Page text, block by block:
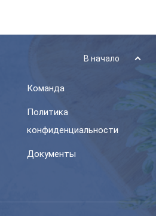
В начало
Команда
Политика
конфиденциальности
Документы